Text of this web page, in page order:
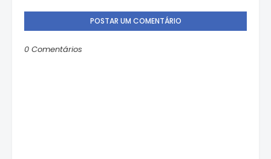
POSTAR UM COMENTÁRIO
0 Comentários